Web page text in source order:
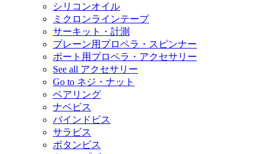
シリコンオイル
ミクロンラインテープ
サーキット・計測
プレーン用プロペラ・スピンナー
ボート用プロペラ・アクセサリー
See all アクセサリー
Go to ネジ・ナット
ベアリング
ナベビス
バインドビス
サラビス
ボタンビス